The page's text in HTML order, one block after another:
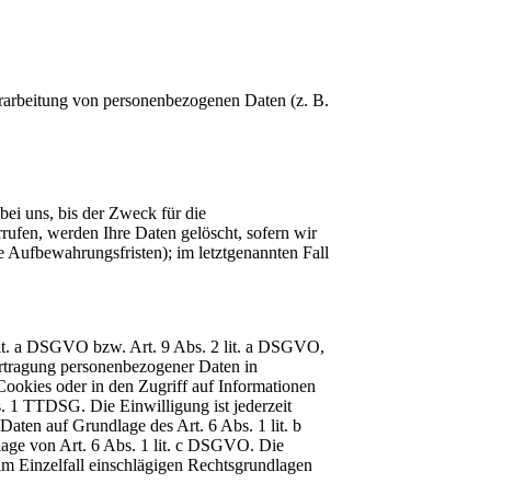
von personenbezogenen Daten (z. B.
uns, bis der Zweck für die
werden Ihre Daten gelöscht, sofern wir
Aufbewahrungsfristen); im letztgenannten Fall
a DSGVO bzw. Art. 9 Abs. 2 lit. a DSGVO,
personenbezogener Daten in
oder in den Zugriff auf Informationen
1 TTDSG. Die Einwilligung ist jederzeit
auf Grundlage des Art. 6 Abs. 1 lit. b
von Art. 6 Abs. 1 lit. c DSGVO. Die
Einzelfall einschlägigen Rechtsgrundlagen